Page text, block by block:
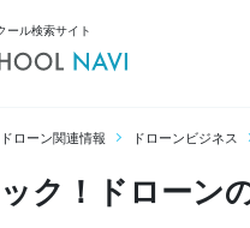
ール検索サイト
ドローン関連情報 ドローンビジネス
ク！ドローン